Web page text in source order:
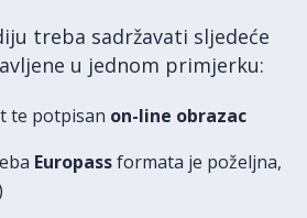
treba sadržavati sljedeće
u jednom primjerku:
te potpisan on-line obrazac
Europassformata je poželjna,